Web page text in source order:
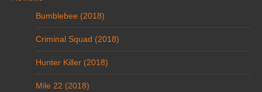
Bumblebee (2018)
Criminal Squad (2018)
Hunter Killer (2018)
Mile 22 (2018)